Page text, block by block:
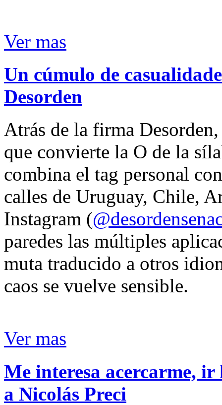
Ver mas
Un cúmulo de
Desorden
Atrás de la firma
que convierte la O de la
combina el tag personal
calles de Uruguay, Chile,
Instagram (
paredes las múltiples
muta traducido a otros
caos se vuelve sensible.
Ver mas
Me interesa acercarme,
a Nicolás Preci